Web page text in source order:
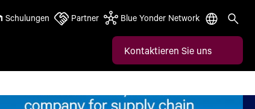
Schulungen Partner Blue Yonder Network
Kontaktieren Sie uns